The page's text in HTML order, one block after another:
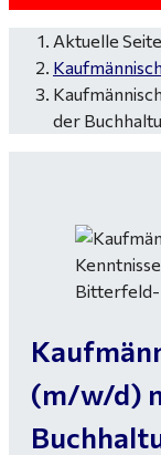
Aktuelle
der
(m/w/d)